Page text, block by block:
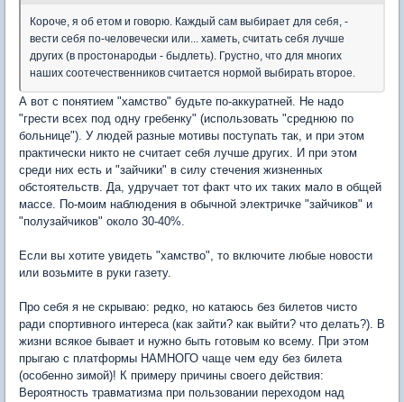
Короче, я об етом и говорю. Каждый сам выбирает для себя, -
вести себя по-человечески или... хаметь, считать себя лучше
других (в простонародьи - быдлеть). Грустно, что для многих
наших соотечественников считается нормой выбирать второе.
А вот с понятием "хамство" будьте по-аккуратней. Не надо
"грести всех под одну гребенку" (использовать "среднюю по
больнице"). У людей разные мотивы поступать так, и при этом
практически никто не считает себя лучше других. И при этом
среди них есть и "зайчики" в силу стечения жизненных
обстоятельств. Да, удручает тот факт что их таких мало в общей
массе. По-моим наблюдения в обычной электричке "зайчиков" и
"полузайчиков" около 30-40%.
Если вы хотите увидеть "хамство", то включите любые новости
или возьмите в руки газету.
Про себя я не скрываю: редко, но катаюсь без билетов чисто
ради спортивного интереса (как зайти? как выйти? что делать?). В
жизни всякое бывает и нужно быть готовым ко всему. При этом
прыгаю с платформы НАМНОГО чаще чем еду без билета
(особенно зимой)! К примеру причины своего действия:
Вероятность травматизма при пользовании переходом над